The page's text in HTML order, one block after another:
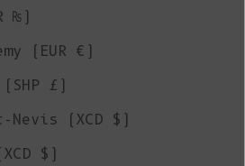
₨)
(EUR €)
£)
(XCD $)
$)